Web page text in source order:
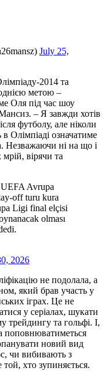
July 25,
2014 та
метою –
Оля під час шоу
– Я завжди хотів
футболу, але ніколи
Олімпіаді означатиме
Незважаючи ні на що і
вірячи та
Avrupa
off turu kura
Ligi final elçisi
olması
2026
не подолала, а
який брав участь у
іграх. Це не
у серіалах, шукати
трейдингу та гольфі. І,
поповнюватиметься
новий вид
чи вибивають з
хто зупиняється.